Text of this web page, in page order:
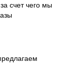
счет чего мы